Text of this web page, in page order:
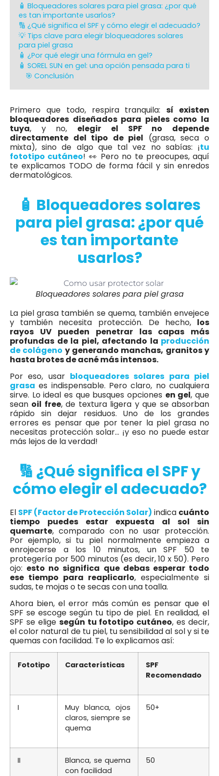
🧴 Bloqueadores solares para piel grasa: ¿por qué
es tan importante usarlos?
🔢 ¿Qué significa el SPF y cómo elegir el adecuado?
💡 Tips clave para elegir bloqueadores solares
para piel grasa
🧴 ¿Por qué elegir una fórmula en gel?
🧴 SOREL SUN en gel: una opción pensada para ti
🎯 Conclusión
Primero que todo, respira tranquila:sí existen
bloqueadores diseñados para pieles como la
tuya, y no, elegir el SPF no depende
directamente del tipo de piel (grasa, seca o
mixta), sino de algo que tal vez no sabías: ¡tu
fototipo cutáneo! 👀 Pero no te preocupes, aquí
te explicamos TODO de forma fácil y sin enredos
dermatológicos.
🧴 Bloqueadores solares
para piel grasa: ¿por qué
es tan importante
usarlos?
Bloqueadores solares para piel grasa
La piel grasa también se quema, también envejece
y también necesita protección. De hecho, los
rayos UV pueden penetrar las capas más
profundas de la piel, afectando la producción
de colágeno y generando manchas, granitos y
hasta brotes de acné más intensos.
Por eso, usar bloqueadores solares para piel
grasa es indispensable. Pero claro, no cualquiera
sirve. Lo ideal es que busques opciones en gel, que
sean oil free, de textura ligera y que se absorban
rápido sin dejar residuos. Uno de los grandes
errores es pensar que por tener la piel grasa no
necesitas protección solar… ¡y eso no puede estar
más lejos de la verdad!
🔢 ¿Qué significa el SPF y
cómo elegir el adecuado?
El SPF (Factor de Protección Solar) indica cuánto
tiempo puedes estar expuesta al sol sin
quemarte, comparado con no usar protección.
Por ejemplo, si tu piel normalmente empieza a
enrojecerse a los 10 minutos, un SPF 50 te
protegería por 500 minutos (es decir, 10 x 50). Pero
ojo: esto no significa que debas esperar todo
ese tiempo para reaplicarlo, especialmente si
sudas, te mojas o te secas con una toalla.
Ahora bien, el error más común es pensar que el
SPF se escoge según tu tipo de piel. En realidad, el
SPF se elige según tu fototipo cutáneo, es decir,
el color natural de tu piel, tu sensibilidad al sol y si te
quemas con facilidad. Te lo explicamos así:
Fototipo Características
SPF
Recomendado
I
Muy blanca, ojos
claros, siempre se
quema
50+
II
Blanca, se quema
con facilidad
50